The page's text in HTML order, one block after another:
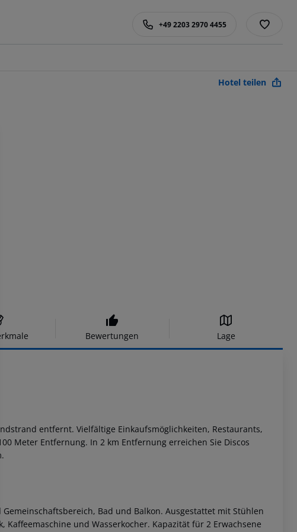
+49 2203 2970 4455
Hotel teilen
Bewertungen Lage
entfernt. Vielfältige Einkaufsmöglichkeiten, Restaurants,
Meter Entfernung. In 2 km Entfernung erreichen Sie Discos
Bad und Balkon. Ausgestattet mit Stühlen
Kaffeemaschine und Wasserkocher. Kapazität für 2 Erwachsene